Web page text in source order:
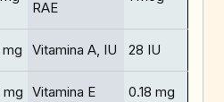
RAE
Vitamina A, IU 28 IU
mg Vitamina E 0.18 mg